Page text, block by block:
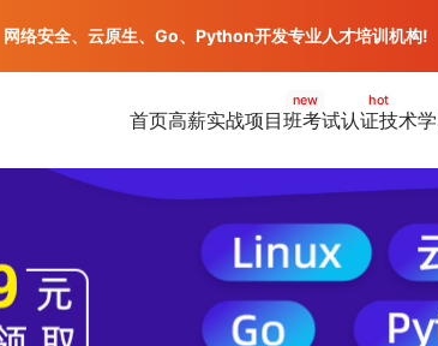
首页高薪实战项目班
new
考试认证
hot
技术
络安全、云原生、Go、Python开发专业人才培训机构!